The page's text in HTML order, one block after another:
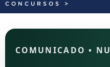
INTERNACIONAL
PORTARIAS
CONCURSOS >
COMUNICADO •